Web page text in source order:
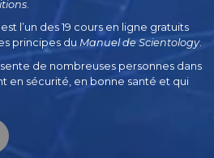
est l’un des 19 cours en ligne gratuits
principes du Manuel de Scientology.
de nombreuses personnes dans
en sécurité, en bonne santé et qui